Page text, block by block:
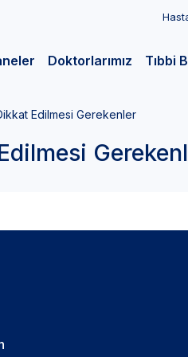
Doktorlarımız Tıbbi
Edilmesi Gerekenler